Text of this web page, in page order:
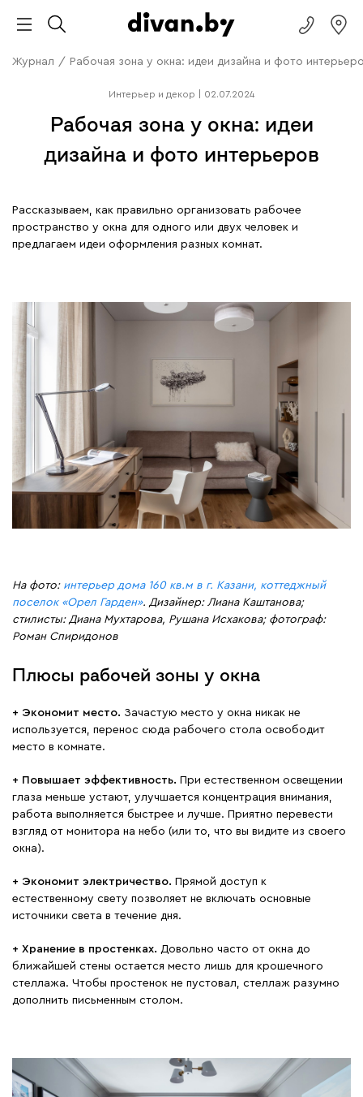
Журнал / Рабочая зона у окна: идеи дизайна и фото
Интерьер и декор 02.07.2024
Рабочая зона у окна: идеи
дизайна и фото интерьеров
Рассказываем, как правильно организовать рабочее
пространство у окна для одного или двух человек и
предлагаем идеи оформления разных комнат.
На фото: интерьер дома 160 кв.м в г. Казани, коттеджный
поселок «Орел Гарден». Дизайнер: Лиана Каштанова;
стилисты: Диана Мухтарова, Рушана Исхакова; фотограф:
Роман Спиридонов
Плюсы рабочей зоны у окна
+ Экономит место. Зачастую место у окна никак не
используется, перенос сюда рабочего стола освободит
место в комнате.
+ Повышает эффективность. При естественном освещении
глаза меньше устают, улучшается концентрация внимания,
работа выполняется быстрее и лучше. Приятно перевести
взгляд от монитора на небо (или то, что вы видите из своего
окна).
+ Экономит электричество. Прямой доступ к
естественному свету позволяет не включать основные
источники света в течение дня.
+ Хранение в простенках. Довольно часто от окна до
ближайшей стены остается место лишь для крошечного
стеллажа. Чтобы простенок не пустовал, стеллаж разумно
дополнить письменным столом.